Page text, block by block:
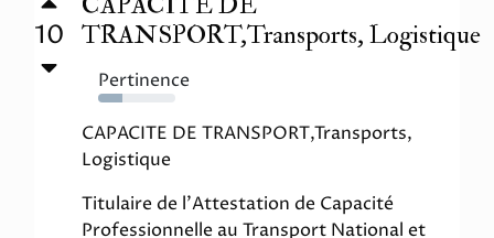
10 TRANSPORT,Transports, Logistique
Pertinence
31%
CAPACITE DE TRANSPORT,Transports,
Logistique
Titulaire de l'Attestation de Capacité
Professionnelle au Transport National et